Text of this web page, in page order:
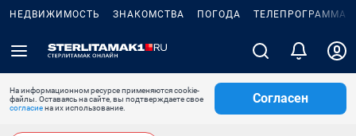
НЕДВИЖИМОСТЬ ЗНАКОМСТВА ПОГОДА ТЕЛЕПРОГРАММА
На информационном ресурсе применяются cookie-
файлы. Оставаясь на сайте, вы подтверждаете свое
согласиена их использование.
Согласен